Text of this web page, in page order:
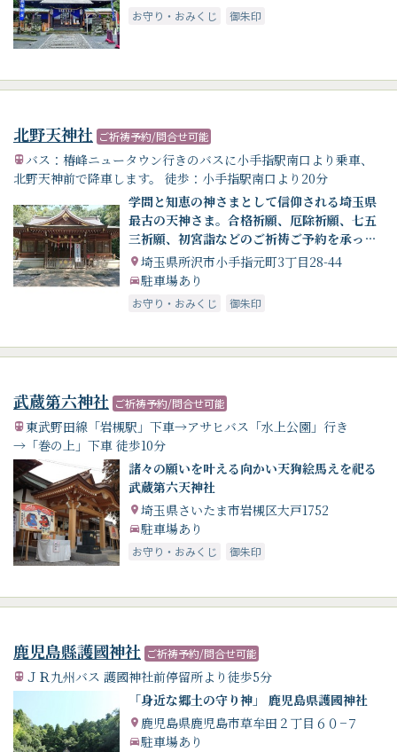
お守り・おみくじ 御朱印
北野天神社 ご祈祷予約/問合せ可能
バス：椿峰ニュータウン行きのバスに小手指駅南口より乗車、
北野天神前で降車します。 徒歩：小手指駅南口より20分
学問と知恵の神さまとして信仰される埼玉県
最古の天神さま。合格祈願、厄除祈願、七五
三祈願、初宮詣などのご祈祷ご予約を承って
おります。
埼玉県所沢市小手指元町3丁目28-44
駐車場あり
お守り・おみくじ 御朱印
武蔵第六神社 ご祈祷予約/問合せ可能
東武野田線「岩槻駅」下車→アサヒバス「水上公園」行き
→「巻の上」下車 徒歩10分
諸々の願いを叶える向かい天狗絵馬えを祀る
武蔵第六天神社
埼玉県さいたま市岩槻区大戸1752
駐車場あり
お守り・おみくじ 御朱印
鹿児島縣護國神社 ご祈祷予約/問合せ可能
ＪＲ九州バス 護國神社前停留所より徒歩5分
「身近な郷土の守り神」 鹿児島県護國神社
鹿児島県鹿児島市草牟田２丁目６０−７
駐車場あり